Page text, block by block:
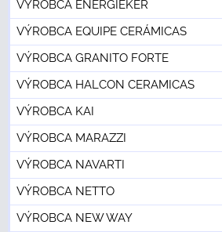
VÝROBCA ENERGIEKER
VÝROBCA EQUIPE CERÁMICAS
VÝROBCA GRANITO FORTE
VÝROBCA HALCON CERAMICAS
VÝROBCA KAI
VÝROBCA MARAZZI
VÝROBCA NAVARTI
VÝROBCA NETTO
VÝROBCA NEW WAY